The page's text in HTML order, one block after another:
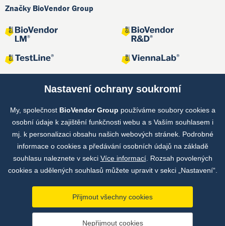
Značky BioVendor Group
Společné projekty
Copyright © by BioVendor Group 2026
Nastavení ochrany soukromí
My, společnost BioVendor Group používáme soubory cookies a
osobní údaje k zajištění funkčnosti webu a s Vaším souhlasem i
mj. k personalizaci obsahu našich webových stránek. Podrobné
informace o cookies a předávání osobních údajů na základě
souhlasu naleznete v sekci Více informací. Rozsah povolených
cookies a udělených souhlasů můžete upravit v sekci „Nastavení“.
Přijmout všechny cookies
Nepřijmout cookies